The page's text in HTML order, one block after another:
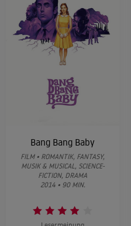
Bang Bang Baby
FILM • ROMANTIK, FANTASY,
MUSIK & MUSICAL, SCIENCE-
FICTION, DRAMA
2014 • 90 MIN.